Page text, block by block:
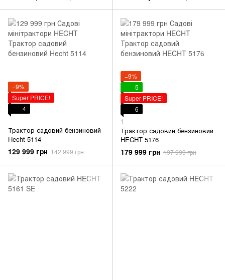
−9%
Super PRICE!
4
Трактор садовий бензиновий
Hecht 5114
129 999 грн 142 999 грн
−9%
5
Super PRICE!
6
1
Трактор садовий бензиновий
HECHT 5176
179 999 грн 197 999 грн